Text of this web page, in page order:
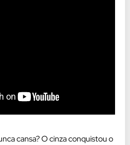
cansa? O cinza conquistou o